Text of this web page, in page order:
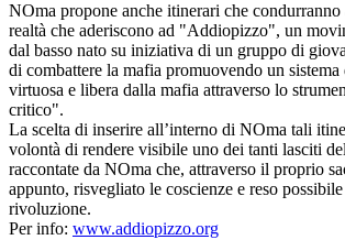
NOma propone anche itinerari che condurranno
realtà che aderiscono ad "Addiopizzo", un
dal basso nato su iniziativa di un gruppo di
di combattere la mafia promuovendo un sistema
virtuosa e libera dalla mafia attraverso lo
critico".
La scelta di inserire all’interno di NOma tali
volontà di rendere visibile uno dei tanti lasciti
raccontate da NOma che, attraverso il proprio
appunto, risvegliato le coscienze e reso
rivoluzione.
Per info: www.addiopizzo.org